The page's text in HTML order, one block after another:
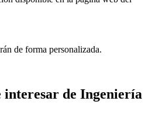
de forma personalizada.
interesar de Ingeniería